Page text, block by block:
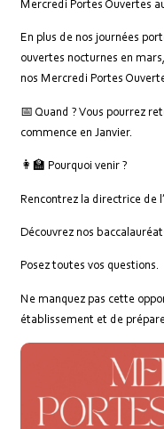
Mercredi Portes Ouvertes
En plus de nos journées
ouvertes nocturnes en
nos Mercredi Portes
📅 Quand ? Vous pourrez
commence en Janvier.
👩‍🏫 Pourquoi venir ?
Rencontrez la directrice de
Découvrez nos
Posez toutes vos questions.
Ne manquez pas cette
établissement et de